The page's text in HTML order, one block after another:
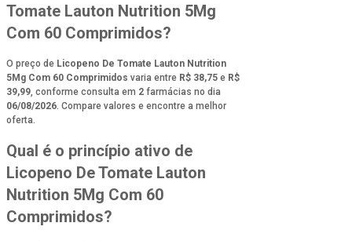
Tomate Lauton Nutrition 5Mg
Com 60 Comprimidos?
O preço de Licopeno De Tomate Lauton Nutrition
5Mg Com 60 Comprimidos varia entre R$ 38,75 e R$
39,99, conforme consulta em 2 farmácias no dia
06/08/2026. Compare valores e encontre a melhor
oferta.
Qual é o princípio ativo de
Licopeno De Tomate Lauton
Nutrition 5Mg Com 60
Comprimidos?